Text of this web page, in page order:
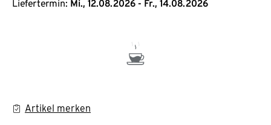
Liefertermin: Mi., 12.08.2026 - Fr., 14.08.2026
Artikel merken